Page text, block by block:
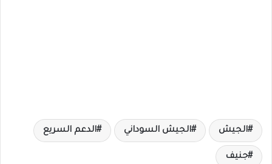
الجيش الجيش السوداني الدعم السريع
جنيف